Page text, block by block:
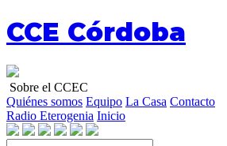
CCE Córdoba
Sobre el CCEC
Quiénes somos Equipo La Casa Contacto
Radio Eterogenia Inicio